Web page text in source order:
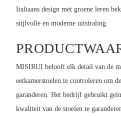
Italiaans design met groene leren
stijlvolle en moderne uitstraling.
MISIRUI belooft elk detail van de
eetkamerstoelen te controleren om
garanderen. Het bedrijf gebruikt
kwaliteit van de stoelen te